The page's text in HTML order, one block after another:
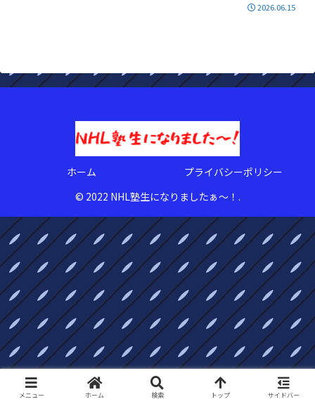
2026.06.15
ホーム
プライバシーポリシー
© 2022 NHL塾生になりましたぁ〜！.
メニュー ホーム 検索 トップ サイドバー